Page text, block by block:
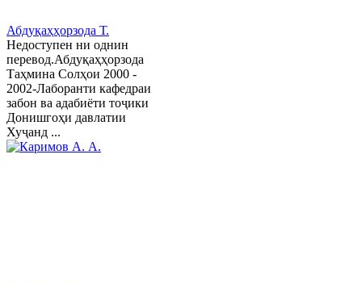
Абдуқаҳҳорзода Т.
Недоступен ни однин
перевод.Абдуқаҳҳорзода
Таҳмина Солҳои 2000 -
2002-Лаборанти кафедраи
забон ва адабиёти тоҷики
Донишгоҳи давлатии
Хуҷанд ...